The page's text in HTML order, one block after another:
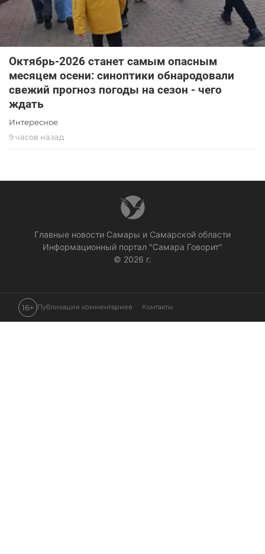
Октябрь-2026 станет самым опасным
месяцем осени: синоптики обнародовали
свежий прогноз погоды на сезон - чего
ждать
Интересное
9 часов назад
Главные новости Самары и Самарской области
Информационный портал "Самара Говорит"
© 2026 г.
16+ Публикация комментариев Контакты